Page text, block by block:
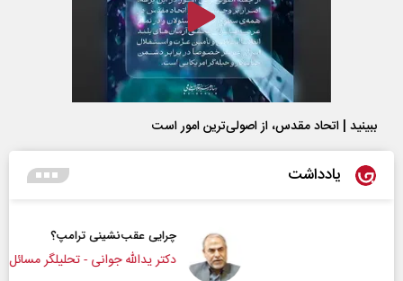
ببینید | اتحاد مقدس، از اصولی‌ترین امور است
یادداشت
چرایی عقب‌نشینی ترامپ؟
دکتر یدالله جوانی - تحلیلگر مسائل سیاسی